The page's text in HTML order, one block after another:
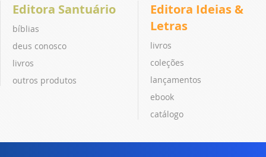
Editora Santuário
bíblias
deus conosco
livros
outros produtos
Editora Ideias &
Letras
livros
coleções
lançamentos
ebook
catálogo